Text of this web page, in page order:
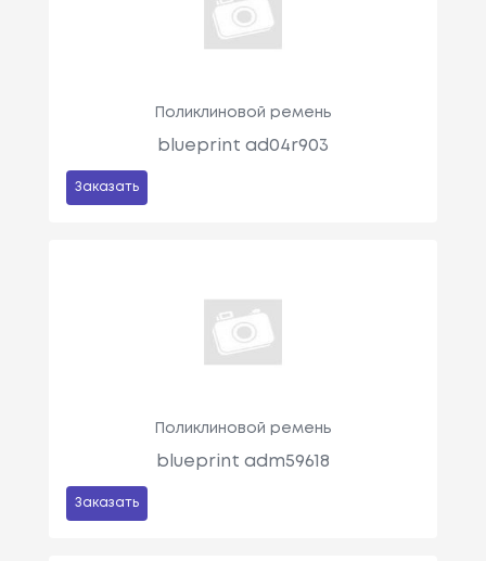
Поликлиновой ремень
blueprint ad04r903
Заказать
Поликлиновой ремень
blueprint adm59618
Заказать